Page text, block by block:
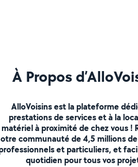
À Propos
AlloVoisins est la plateforme
prestations de services et à la
matériel à proximité de chez vous !
communauté de 4,5 millions
et particuliers, et
quotidien pour tous vos